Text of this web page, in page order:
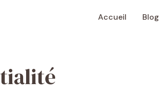
Accueil Blog